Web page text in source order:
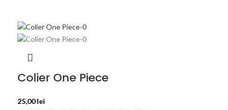
Colier One Piece
25,00lei